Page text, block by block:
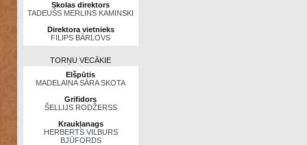
Skolas direktors
TADEUŠS MERLINS KAMINSKI
Direktora vietnieks
FILIPS BĀRLOVS
TORŅU VECĀKIE
Elšpūtis
MADELAINA SĀRA SKOTA
Grifidors
ŠELLIJS RODŽERSS
Kraukļanags
HERBERTS VILBURS
BJŪFORDS